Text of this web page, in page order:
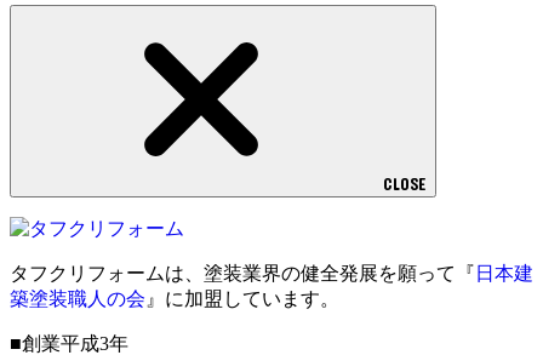
CLOSE
タフクリフォームは、塗装業界の健全発展を願って『 日本建
築塗装職人の会 』に加盟しています。
■創業平成3年